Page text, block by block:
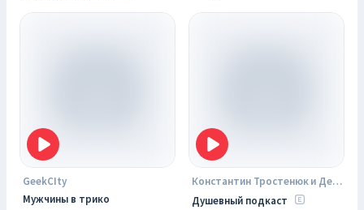
GeekCIty
Мужчины в трико
Константин Тростенюк и Денис Карамышев
Душевный подкаст